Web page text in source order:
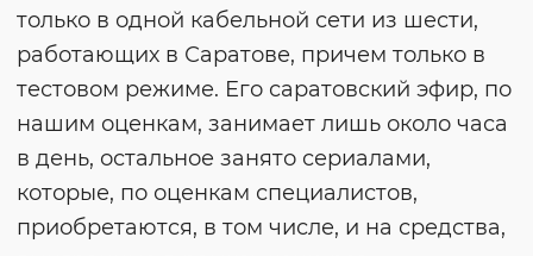
только в одной кабельной сети из шести,
работающих в Саратове, причем только в
тестовом режиме. Его саратовский эфир, по
нашим оценкам, занимает лишь около часа
в день, остальное занято сериалами,
которые, по оценкам специалистов,
приобретаются, в том числе, и на средства,